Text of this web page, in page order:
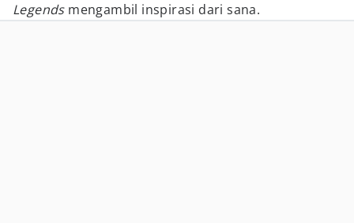
Legendsmengambil inspirasi dari sana.